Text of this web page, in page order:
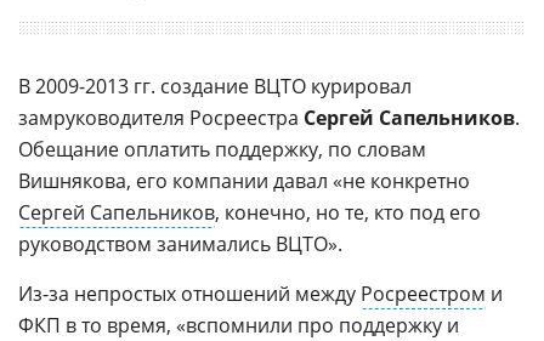
В 2009-2013 гг. создание ВЦТО курировал
замруководителя Росреестра Сергей Сапельников.
Обещание оплатить поддержку, по словам
Вишнякова, его компании давал «не конкретно
Сергей Сапельников, конечно, но те, кто под его
руководством занимались ВЦТО».
Из-за непростых отношений между Росреестром и
ФКП в то время, «вспомнили про поддержку и